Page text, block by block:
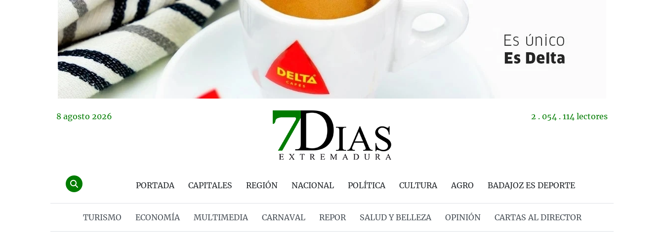
8 agosto 2026 2 . 054 . 114 lectores
PORTADA CAPITALES REGIÓN NACIONAL POLÍTICA CULTURA AGRO BADAJOZ ES DEPORTE
TURISMO ECONOMÍA MULTIMEDIA CARNAVAL REPOR SALUD Y BELLEZA OPINIÓN CARTAS AL DIRECTOR